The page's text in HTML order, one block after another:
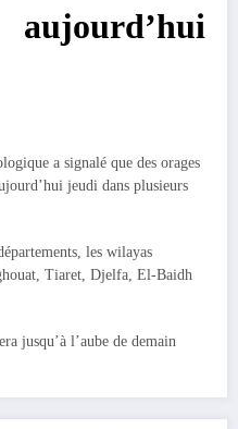
aujourd’hui
a signalé que des orages
jeudi dans plusieurs
les wilayas
Tiaret, Djelfa, El-Baidh
jusqu’à l’aube de demain